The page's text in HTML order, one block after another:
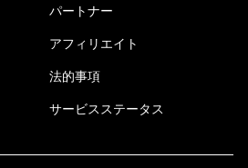
パートナー
アフィリエイト
法的事項
サービスステータス